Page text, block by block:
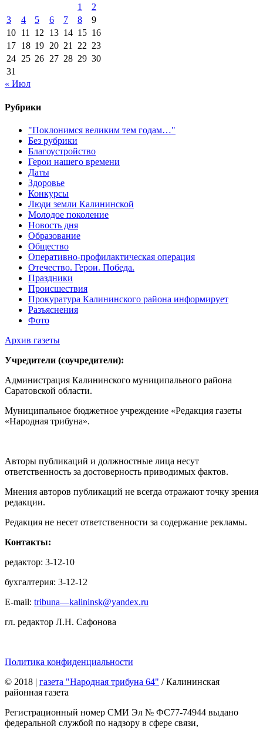
1
2
3
4 5 6 7 8
9
10 11 12 13 14 15 16
17 18 19 20 21 22 23
24 25 26 27 28 29 30
31
« Июл
Рубрики
"Поклонимся великим тем годам…"
Без рубрики
Благоустройство
Герои нашего времени
Даты
Здоровье
Конкурсы
Люди земли Калининской
Молодое поколение
Новость дня
Образование
Общество
Оперативно-профилактическая операция
Отечество. Герои. Победа.
Праздники
Происшествия
Прокуратура Калининского района информирует
Разъяснения
Фото
Архив газеты
Учредители (соучредители):
Администрация Калининского муниципального района
Саратовской области.
Муниципальное бюджетное учреждение «Редакция газеты
«Народная трибуна».
Авторы публикаций и должностные лица несут
ответственность за достоверность приводимых фактов.
Мнения авторов публикаций не всегда отражают точку зрения
редакции.
Редакция не несет ответственности за содержание рекламы.
Контакты:
редактор: 3-12-10
бухгалтерия: 3-12-12
E-mail: tribuna—kalininsk@yandex.ru
гл. редактор Л.Н. Сафонова
Политика конфиденциальности
© 2018 | газета "Народная трибуна 64" / Калининская
районная газета
Регистрационный номер СМИ Эл № ФС77-74944 выдано
федеральной службой по надзору в сфере связи,